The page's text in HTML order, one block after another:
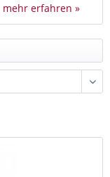
mehr erfahren »